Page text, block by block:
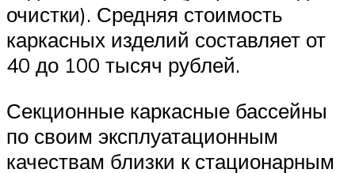
очистки). Средняя стоимость
каркасных изделий составляет от
40 до 100 тысяч рублей.
Секционные каркасные бассейны
по своим эксплуатационным
качествам близки к стационарным